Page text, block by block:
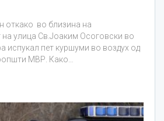
откако во близина на
на улица Св.Јоаким Осоговски во
испукал пет куршуми во воздух од
МВР. Како…